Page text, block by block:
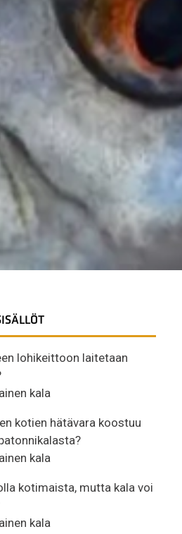
lohikeittoon laitetaan
kala
kotien hätävara koostuu
kala
kotimaista, mutta kala voi
kala